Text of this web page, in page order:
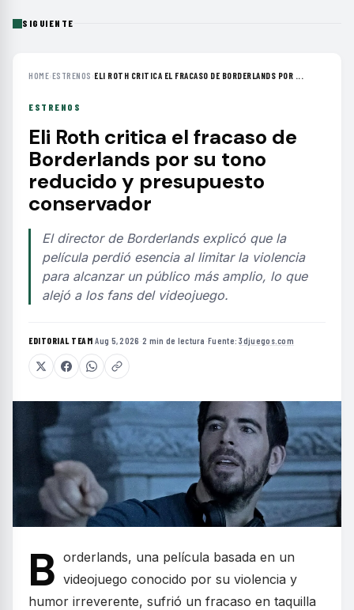
SIGUIENTE
HOME›ESTRENOS ›ELI ROTH CRITICA EL FRACASO DE BORDERLANDS POR ...
ESTRENOS
Eli Roth critica el fracaso de
Borderlands por su tono
reducido y presupuesto
conservador
El director de Borderlands explicó que la
película perdió esencia al limitar la violencia
para alcanzar un público más amplio, lo que
alejó a los fans del videojuego.
EDITORIAL TEAM·Aug 5, 2026 ·2 min de lectura ·Fuente:3djuegos.com
B orderlands, una película basada en un
videojuego conocido por su violencia y
humor irreverente, sufrió un fracaso en taquilla